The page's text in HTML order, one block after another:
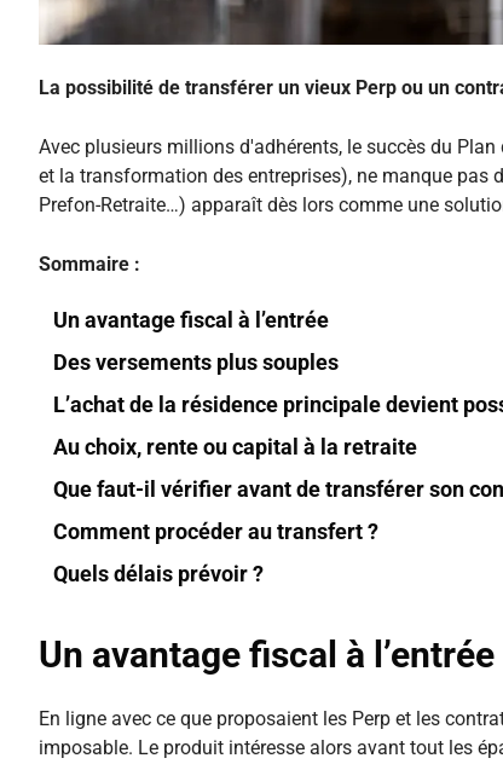
La possibilité de transférer un vieux Perp ou un
Avec plusieurs millions d'adhérents, le succès du Plan
et la transformation des entreprises), ne manque pas
Prefon-Retraite…) apparaît dès lors comme une
Sommaire :
Un avantage fiscal à l’entrée
Des versements plus souples
L’achat de la résidence principale devient
Au choix, rente ou capital à la retraite
Que faut-il vérifier avant de transférer son
Comment procéder au transfert ?
Quels délais prévoir ?
Un avantage fiscal à l’entrée
En ligne avec ce que proposaient les Perp et les
imposable. Le produit intéresse alors avant tout les